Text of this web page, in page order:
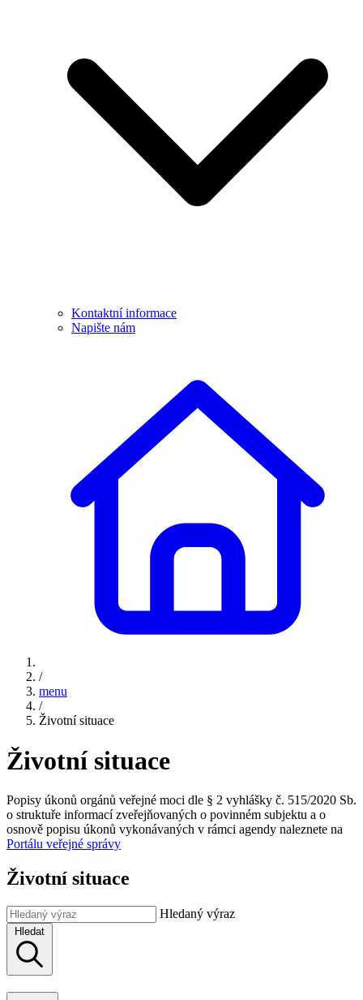
Kontaktní informace
Napište nám
/
menu
/
Životní situace
Životní situace
Popisy úkonů orgánů veřejné moci dle § 2 vyhlášky č. 515/2020 Sb.
o struktuře informací zveřejňovaných o povinném subjektu a o
osnově popisu úkonů vykonávaných v rámci agendy naleznete na
Portálu veřejné správy
Životní situace
Hledaný výraz
Hledat